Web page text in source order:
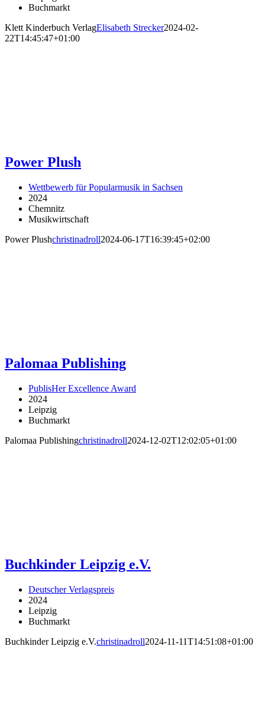
Buchmarkt
Klett Kinderbuch VerlagElisabeth Strecker2024-02-
22T14:45:47+01:00
Power Plush
Wettbewerb für Popularmusik in Sachsen
2024
Chemnitz
Musikwirtschaft
Power Plushchristinadroll2024-06-17T16:39:45+02:00
Palomaa Publishing
PublisHer Excellence Award
2024
Leipzig
Buchmarkt
Palomaa Publishingchristinadroll2024-12-02T12:02:05+01:00
Buchkinder Leipzig e.V.
Deutscher Verlagspreis
2024
Leipzig
Buchmarkt
Buchkinder Leipzig e.V.christinadroll2024-11-11T14:51:08+01:00